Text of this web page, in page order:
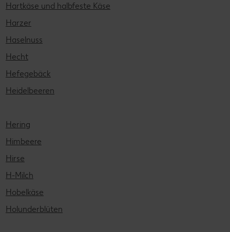
Hartkäse und halbfeste Käse
Harzer
Haselnuss
Hecht
Hefegebäck
Heidelbeeren
Hering
Himbeere
Hirse
H-Milch
Hobelkäse
Holunderblüten